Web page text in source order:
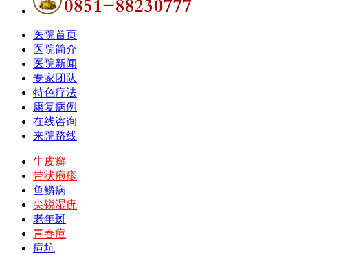
医院首页
医院简介
医院新闻
专家团队
特色疗法
康复病例
在线咨询
来院路线
牛皮癣
带状疱疹
鱼鳞病
尖锐湿疣
老年斑
青春痘
痘坑